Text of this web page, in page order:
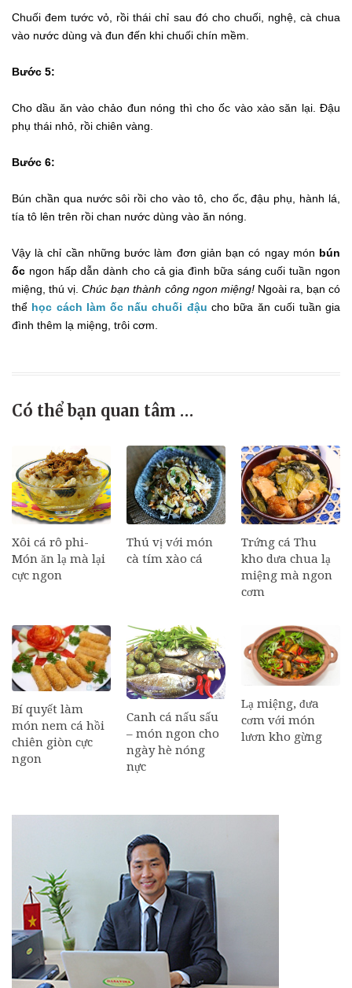
Chuối đem tước vỏ, rồi thái chỉ sau đó cho chuối, nghệ, cà chua
vào nước dùng và đun đến khi chuối chín mềm.
Bước 5:
Cho dầu ăn vào chảo đun nóng thì cho ốc vào xào săn lại. Đậu
phụ thái nhỏ, rồi chiên vàng.
Bước 6:
Bún chần qua nước sôi rồi cho vào tô, cho ốc, đậu phụ, hành lá,
tía tô lên trên rồi chan nước dùng vào ăn nóng.
Vậy là chỉ cần những bước làm đơn giản bạn có ngay món bún
ốc ngon hấp dẫn dành cho cả gia đình bữa sáng cuối tuần ngon
miệng, thú vị.Chúc bạn thành công ngon miệng! Ngoài ra, bạn có
thể học cách làm ốc nấu chuối đậu cho bữa ăn cuối tuần gia
đình thêm lạ miệng, trôi cơm.
Có thể bạn quan tâm …
Xôi cá rô phi-
Món ăn lạ mà lại
cực ngon
Thú vị với món
cà tím xào cá
Trứng cá Thu
kho dưa chua lạ
miệng mà ngon
cơm
Bí quyết làm
món nem cá hồi
chiên giòn cực
ngon
Canh cá nấu sấu
– món ngon cho
ngày hè nóng
nực
Lạ miệng, đưa
cơm với món
lươn kho gừng